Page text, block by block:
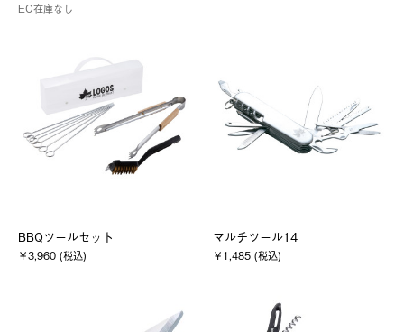
EC在庫なし
BBQツールセット
￥3,960 (税込)
マルチツール14
￥1,485 (税込)